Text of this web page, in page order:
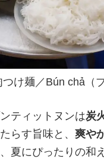
け麺／Bún chả（
ティットヌンは炭
らす旨味と、 爽や
夏にぴったりの和